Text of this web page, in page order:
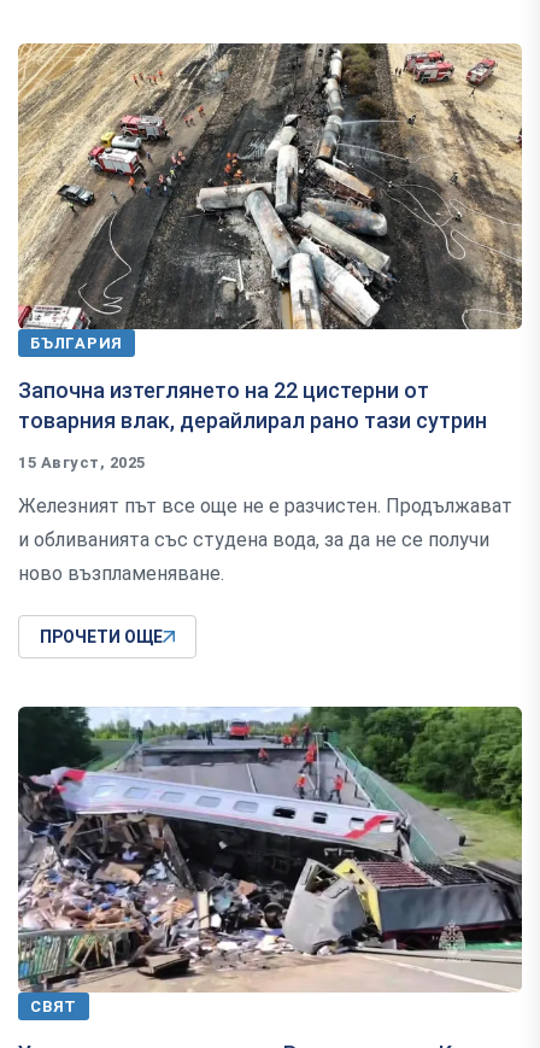
БЪЛГАРИЯ
Започна изтеглянето на 22 цистерни от
товарния влак, дерайлирал рано тази сутрин
15 Август, 2025
Железният път все още не е разчистен. Продължават
и обливанията със студена вода, за да не се получи
ново възпламеняване.
ПРОЧЕТИ ОЩЕ
СВЯТ